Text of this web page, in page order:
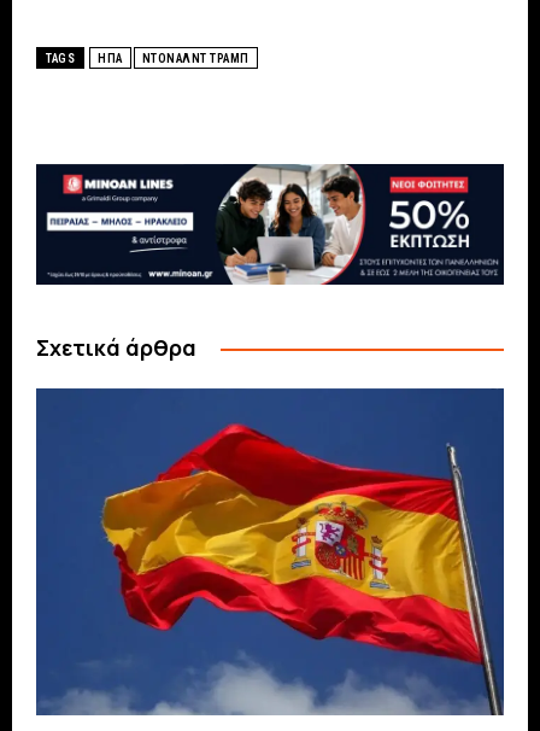
TAGS ΗΠΑ ΝΤΟΝΑΛΝΤ ΤΡΑΜΠ
Σχετικά άρθρα